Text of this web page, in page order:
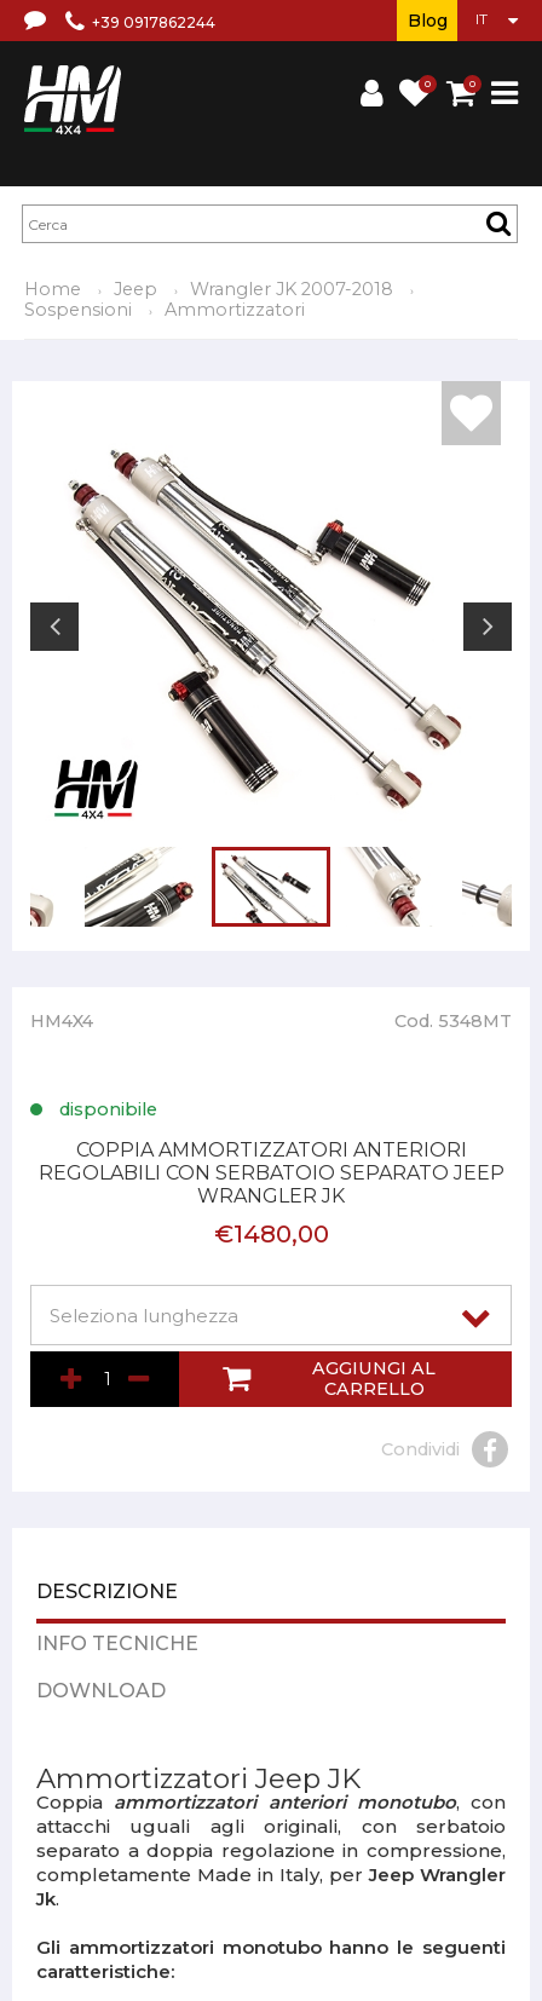
+39 0917862244
0 0
Blog
Home Jeep
Wrangler JK 2007-2018
Sospensioni
Ammortizzatori
HM4X4 Cod. 5348MT
disponibile
COPPIA AMMORTIZZATORI ANTERIORI
REGOLABILI CON SERBATOIO SEPARATO JEEP
WRANGLER JK
€1480,00
AGGIUNGI AL
CARRELLO
Condividi
DESCRIZIONE
INFO TECNICHE
DOWNLOAD
Ammortizzatori Jeep JK
Coppia ammortizzatori anteriori monotubo, con
attacchi uguali agli originali, con serbatoio
separato a doppia regolazione in compressione,
completamente Made in Italy, perJeep Wrangler
Jk.
Gli ammortizzatori monotubo hanno le seguenti
caratteristiche: